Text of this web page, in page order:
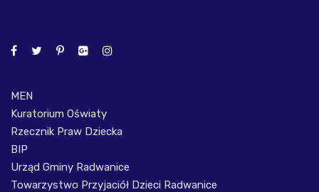
MEN
Kuratorium Oświaty
Rzecznik Praw Dziecka
BIP
Urząd Gminy Radwanice
Towarzystwo Przyjaciół Dzieci Radwanice